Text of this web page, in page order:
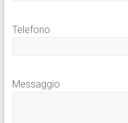
Telefono
Messaggio